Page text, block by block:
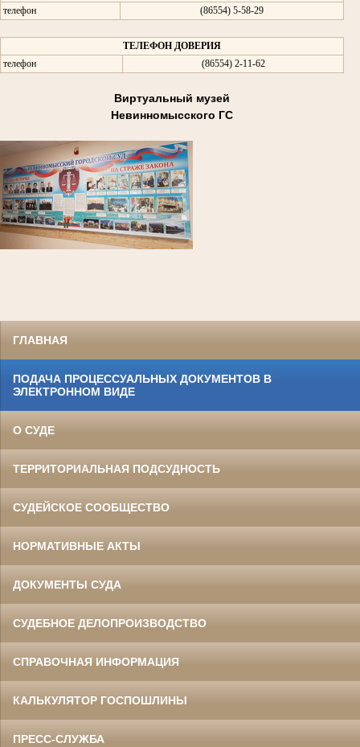
телефон
(86554) 5-58-29
ТЕЛЕФОН ДОВЕРИЯ
телефон
(86554) 2-11-62
Виртуальный музей
Невинномысского ГС
ГЛАВНАЯ
ПОДАЧА ПРОЦЕССУАЛЬНЫХ ДОКУМЕНТОВ В
ЭЛЕКТРОННОМ ВИДЕ
О СУДЕ
ТЕРРИТОРИАЛЬНАЯ ПОДСУДНОСТЬ
СУДЕЙСКОЕ СООБЩЕСТВО
НОРМАТИВНЫЕ АКТЫ
ДОКУМЕНТЫ СУДА
СУДЕБНОЕ ДЕЛОПРОИЗВОДСТВО
СПРАВОЧНАЯ ИНФОРМАЦИЯ
КАЛЬКУЛЯТОР ГОСПОШЛИНЫ
ПРЕСС-СЛУЖБА